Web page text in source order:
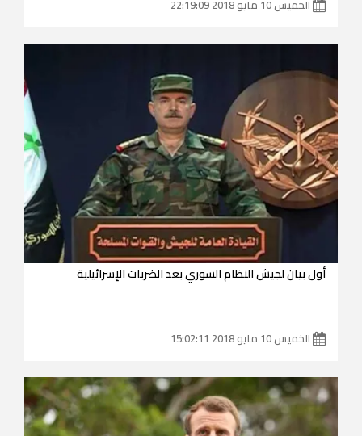
الخميس 10 مايو 2018 22:19:09
أول بيان لجيش النظام السوري بعد الضربات الإسرائيلية
الخميس 10 مايو 2018 15:02:11